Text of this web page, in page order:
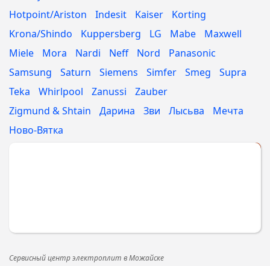
Hotpoint/Ariston
Indesit Kaiser
Korting
Krona/Shindo
Kuppersberg LG Mabe
Maxwell
Miele
Mora Nardi Neff Nord
Panasonic
Samsung
Saturn Siemens Simfer Smeg
Supra
Teka
Whirlpool Zanussi
Zauber
Zigmund & Shtain
Дарина Зви Лысьва
Мечта
Ново-Вятка
Сервисный центр электроплит в Можайске